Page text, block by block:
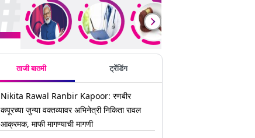
ताजी बातमी ट्रेंडिंग
Nikita Rawal Ranbir Kapoor: रणबीर
कपूरच्या जुन्या वक्तव्यावर अभिनेत्री निकिता रावल
आक्रमक, माफी मागण्याची मागणी